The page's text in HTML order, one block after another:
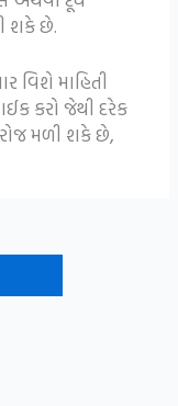
શકે છે.
વિશે માહિતી
કરો જેથી દરેક
મળી શકે છે,